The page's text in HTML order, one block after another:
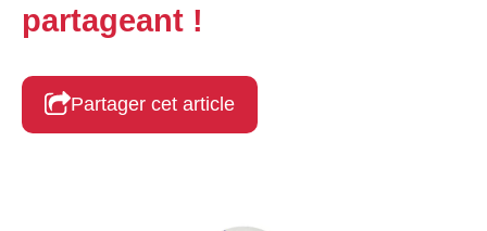
partageant !
Partager cet article